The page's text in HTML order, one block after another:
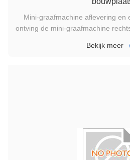
Mini-graafmachine aflevering en
ontving de mini-graafmachine
compacte afmetingen maakten het
Bekijk meer